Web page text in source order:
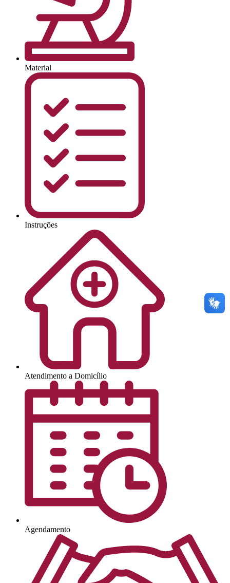
Material
Instruções
Atendimento a Domicílio
Agendamento